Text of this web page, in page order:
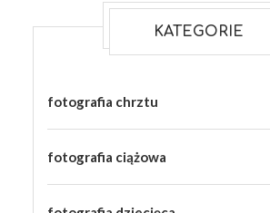
KATEGORIE
fotografia chrztu
fotografia ciążowa